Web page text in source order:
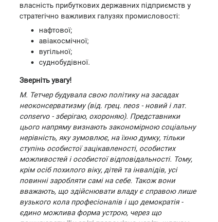
власність прибуткових державних підприємств у
стратегічно важливих галузях промисловості:
нафтової;
авіакосмічної;
вугільної;
суднобудівної.
Зверніть увагу!
М. Тетчер будувала свою політику на засадах
неоконсерватизму (від. грец. neos - новий і лат.
conservo - зберігаю, охороняю). Представники
цього напряму визнають закономірною соціальну
нерівність, яку зумовлює, на їхню думку, тільки
ступінь особистої зацікавленості, особистих
можливостей і особистої відповідальності. Тому,
крім осіб похилого віку, дітей та інвалідів, усі
повинні заробляти самі на себе. Також вони
вважають, що здійснювати владу є справою лише
вузького кола професіоналів і що демократія -
єдино можлива форма устрою, через що